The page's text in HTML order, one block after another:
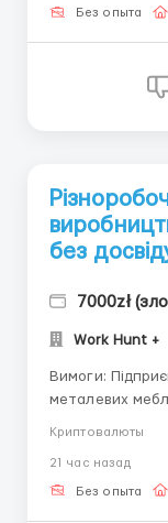
Без опыта
без
7000zł
Work Hunt +
Вимоги: Підприємство, яке є польським виробником
металевих
Легка робота
рахунок. Умови роботи: 16 zl/netto 6200-7000
Криптовалюты
21 час назад
Без опыта